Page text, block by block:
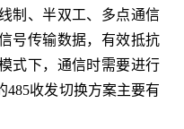
制、半双工、多点通信
号传输数据，有效抵抗
式下，通信时需要进行
485收发切换方案主要有